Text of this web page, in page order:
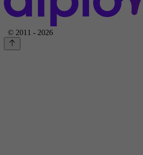
© 2011 - 2026